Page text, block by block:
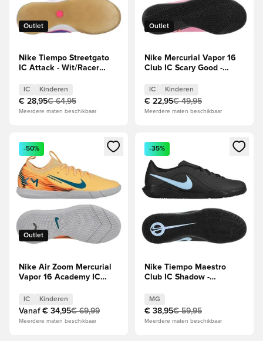
Outlet
Nike Tiempo Streetgato
IC Attack - Wit/Racer
IC Kinderen
€ 28,95€ 64,95
Meerdere maten beschikbaar
Outlet
Nike Mercurial Vapor 16
Club IC Scary Good -
flamingo/Zwart/Oranje
Kids
IC Kinderen
€ 22,95€ 49,95
Meerdere maten beschikbaar
Opent een venster om in te loggen of je aan te melden als
Outlet
-50%
Nike Air Zoom Mercurial
Vapor 16 Academy IC
Oranje/Neo-
turkoois/Groen Kids
IC Kinderen
Vanaf € 34,95€ 69,99
Meerdere maten beschikbaar
Opent een venster om in te
-35%
Nike Tiempo Maestro
Club IC Shadow -
MG
€ 38,95€ 59,95
Meerdere maten beschikbaar